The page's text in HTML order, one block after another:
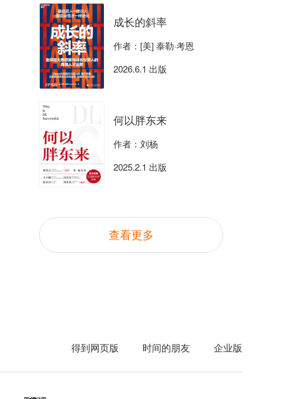
成长的斜率
作者：[美] 泰勒·考恩
2026.6.1 出版
何以胖东来
作者：刘杨
2025.2.1 出版
查看更多
得到网页版 时间的朋友 企业版